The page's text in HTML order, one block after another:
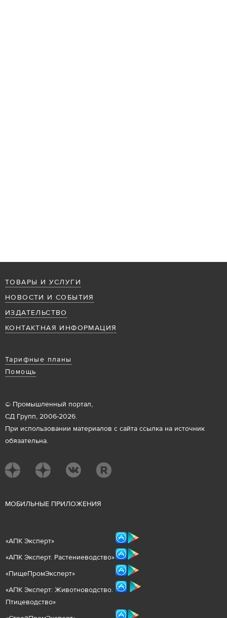
ТОВАРЫ И УСЛУГИ
НОВОСТИ И СОБЫТИЯ
ИЗДАТЕЛЬСТВО
КОНТАКТНАЯ ИНФОРМАЦИЯ
Тарифные планы
Помощь
© Промышленный портал,
СД Групп, 2006-2026.
При использовании материалов с сайта ссылка на источник
обязательна.
МОБИЛЬНЫЕ ПРИЛОЖЕНИЯ
«АПК Эксперт»
«АПК Эксперт. Растениеводство»
«ПищеПромЭксперт»
«АПК Эксперт: Животноводство.
Птицеводство»